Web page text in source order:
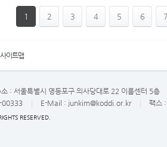
1 2 3 4 5 6 7
사이트맵
: 서울특별시 영등포구 의사당대로 22 이룸센터 5층
00333 E-Mail : junkim@koddi.or.kr 팩스
RESERVED.